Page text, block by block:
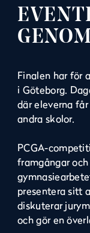
Finalen har för
i Göteborg.
där eleverna
andra skolor.
PCGA-
framgångar
presentera sitt
diskuterar
och gör en